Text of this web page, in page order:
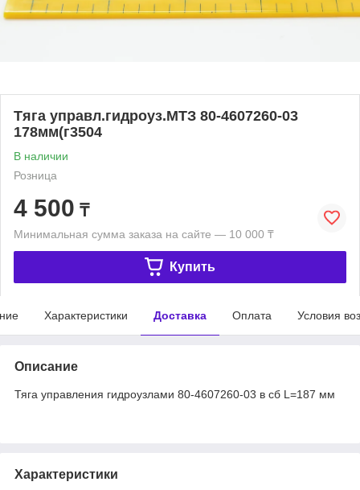
Тяга управл.гидроуз.МТЗ 80-4607260-03
178мм(г3504
В наличии
Розница
4 500 ₸
Минимальная сумма заказа на сайте — 10 000 ₸
Купить
Характеристики Доставка Оплата Условия
Описание
Тяга управления гидроузлами 80-4607260-03 в сб L=187 мм
Характеристики